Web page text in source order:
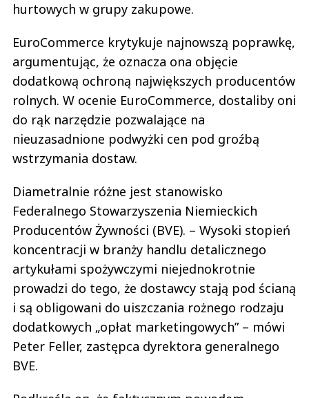
hurtowych w grupy zakupowe.
EuroCommerce krytykuje najnowszą poprawkę,
argumentując, że oznacza ona objęcie
dodatkową ochroną największych producentów
rolnych. W ocenie EuroCommerce, dostaliby oni
do rąk narzędzie pozwalające na
nieuzasadnione podwyżki cen pod groźbą
wstrzymania dostaw.
Diametralnie różne jest stanowisko
Federalnego Stowarzyszenia Niemieckich
Producentów Żywności (BVE). – Wysoki stopień
koncentracji w branży handlu detalicznego
artykułami spożywczymi niejednokrotnie
prowadzi do tego, że dostawcy stają pod ścianą
i są obligowani do uiszczania rożnego rodzaju
dodatkowych „opłat marketingowych” – mówi
Peter Feller, zastępca dyrektora generalnego
BVE.